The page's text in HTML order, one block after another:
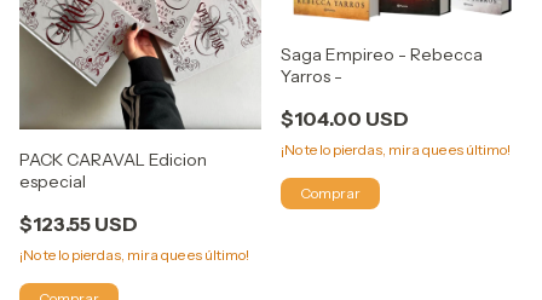
PACK CARAVAL Edicion
especial
$123.55 USD
¡No te lo pierdas, mira que es último!
Saga Empireo - Rebecca
Yarros -
$104.00 USD
¡No te lo pierdas, mira que es último!